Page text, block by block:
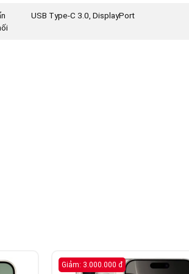
USB Type-C 3.0, DisplayPort
Giảm: 3.000.000 đ